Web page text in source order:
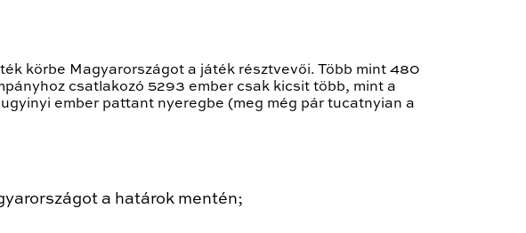
körbe Magyarországot a játék résztvevői. Több mint 480
csatlakozó 5293 ember csak kicsit több, mint a
ember pattant nyeregbe (meg még pár tucatnyian a
a határok mentén;